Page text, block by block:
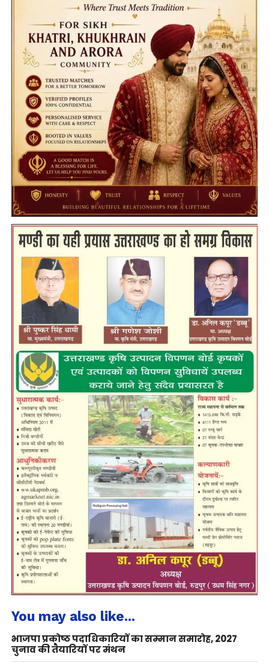
You may also like...
भाजपा प्रकोष्ठ पदाधिकारियों का सम्मान समारोह, 2027
चुनाव की तैयारियों पर मंथन